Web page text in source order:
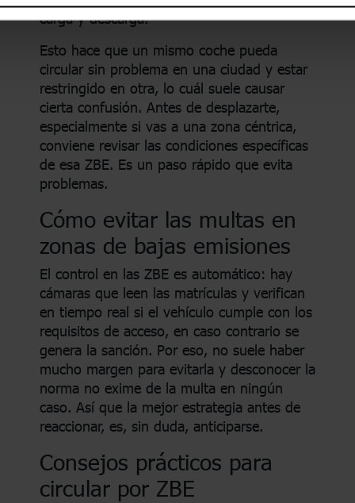
carga y descarga.
Esto hace que un mismo coche pueda
circular sin problema en una ciudad y estar
restringido en otra, lo cuál suele causar
cierta confusión. Antes de desplazarte,
especialmente si vas a una zona céntrica,
conviene revisar las condiciones específicas
de esa ZBE. Es un paso rápido que evita
problemas.
Cómo evitar las multas en
zonas de bajas emisiones
El control en las ZBE es automático: hay
cámaras que leen las matrículas y verifican
en tiempo real si el vehículo cumple con los
requisitos de acceso, en caso contrario se
genera la sanción. Por eso, no suele haber
mucho margen para evitarla y desconocer la
norma no exime de la multa en ningún
caso. Así que la mejor estrategia antes de
reaccionar, es, sin duda, anticiparse.
Consejos prácticos para
circular por ZBE